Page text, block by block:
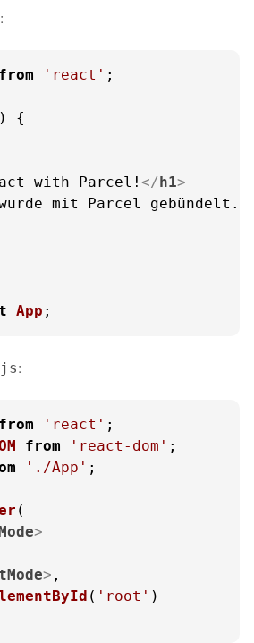
:
from 'react' ;
with Parcel! </h1>
mit Parcel gebündelt.
App ;
:
from 'react'
from 'react-dom'
'./App' ;
>
>
( 'root' )